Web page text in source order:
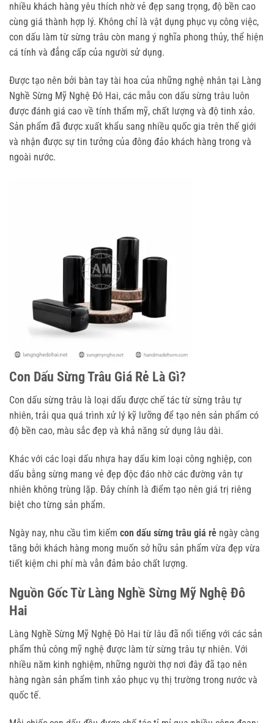
nhiều khách hàng yêu thích nhờ vẻ đẹp sang trọng, độ bền cao
cùng giá thành hợp lý. Không chỉ là vật dụng phục vụ công việc,
con dấu làm từ sừng trâu còn mang ý nghĩa phong thủy, thể hiện
cá tính và đẳng cấp của người sử dụng.
Được tạo nên bởi bàn tay tài hoa của những nghệ nhân tại Làng
Nghề Sừng Mỹ Nghệ Đô Hai, các mẫu con dấu sừng trâu luôn
được đánh giá cao về tính thẩm mỹ, chất lượng và độ tinh xảo.
Sản phẩm đã được xuất khẩu sang nhiều quốc gia trên thế giới
và nhận được sự tin tưởng của đông đảo khách hàng trong và
ngoài nước.
Con Dấu Sừng Trâu Giá Rẻ Là Gì?
Con dấu sừng trâu là loại dấu được chế tác từ sừng trâu tự
nhiên, trải qua quá trình xử lý kỹ lưỡng để tạo nên sản phẩm có
độ bền cao, màu sắc đẹp và khả năng sử dụng lâu dài.
Khác với các loại dấu nhựa hay dấu kim loại công nghiệp, con
dấu bằng sừng mang vẻ đẹp độc đáo nhờ các đường vân tự
nhiên không trùng lặp. Đây chính là điểm tạo nên giá trị riêng
biệt cho từng sản phẩm.
Ngày nay, nhu cầu tìm kiếm con dấu sừng trâu giá rẻ ngày càng
tăng bởi khách hàng mong muốn sở hữu sản phẩm vừa đẹp vừa
tiết kiệm chi phí mà vẫn đảm bảo chất lượng.
Nguồn Gốc Từ Làng Nghề Sừng Mỹ Nghệ Đô
Hai
Làng Nghề Sừng Mỹ Nghệ Đô Hai từ lâu đã nổi tiếng với các sản
phẩm thủ công mỹ nghệ được làm từ sừng trâu tự nhiên. Với
nhiều năm kinh nghiệm, những người thợ nơi đây đã tạo nên
hàng ngàn sản phẩm tinh xảo phục vụ thị trường trong nước và
quốc tế.